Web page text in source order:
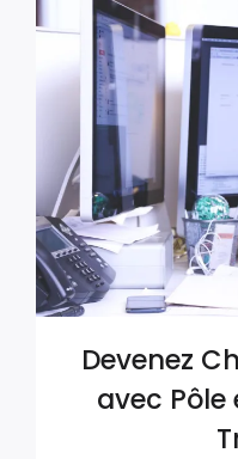
Devenez
avec